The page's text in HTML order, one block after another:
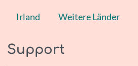
Irland Weitere Länder
Support